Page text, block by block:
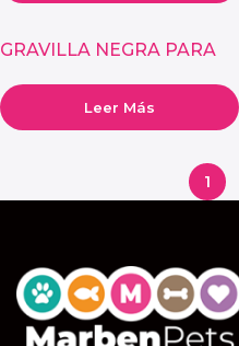
GRAVILLA NEGRA PARA
Leer Más
1